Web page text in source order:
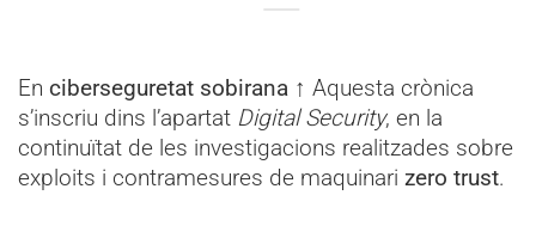
En ciberseguretat sobirana ↑ Aquesta crònica
s’inscriu dins l’apartat Digital Security, en la
continuïtat de les investigacions realitzades sobre
exploits i contramesures de maquinari zero trust.